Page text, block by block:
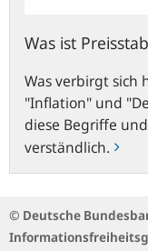
Was ist
Was verbirgt sich
"Inflation" und
diese Begriffe
verständlich.
© Deutsche